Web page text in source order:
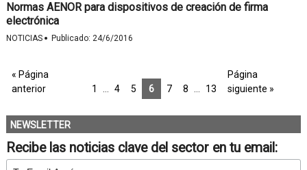
Normas AENOR para dispositivos de creación de firma
electrónica
NOTICIAS · Publicado: 24/6/2016
« Página
anterior
1 4 5 6 7 8 13
Página
siguiente »
NEWSLETTER
Recibe las noticias clave del sector en tu email: